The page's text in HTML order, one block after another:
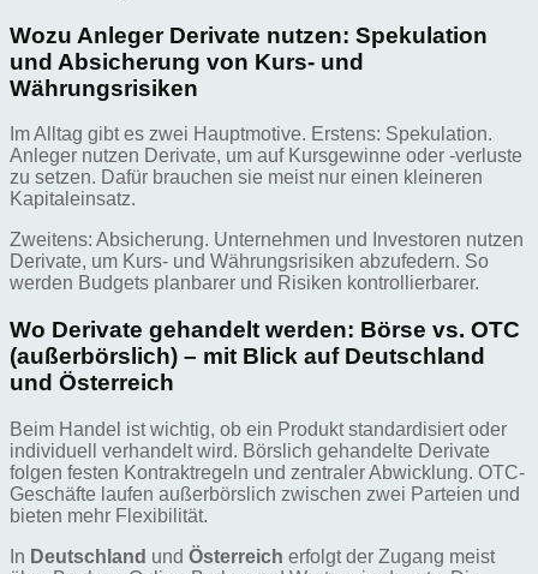
Wozu Anleger Derivate nutzen: Spekulation
und Absicherung von Kurs- und
Währungsrisiken
Im Alltag gibt es zwei Hauptmotive. Erstens: Spekulation.
Anleger nutzen Derivate, um auf Kursgewinne oder -verluste
zu setzen. Dafür brauchen sie meist nur einen kleineren
Kapitaleinsatz.
Zweitens: Absicherung. Unternehmen und Investoren nutzen
Derivate, um Kurs- und Währungsrisiken abzufedern. So
werden Budgets planbarer und Risiken kontrollierbarer.
Wo Derivate gehandelt werden: Börse vs. OTC
(außerbörslich) – mit Blick auf Deutschland
und Österreich
Beim Handel ist wichtig, ob ein Produkt standardisiert oder
individuell verhandelt wird. Börslich gehandelte Derivate
folgen festen Kontraktregeln und zentraler Abwicklung. OTC-
Geschäfte laufen außerbörslich zwischen zwei Parteien und
bieten mehr Flexibilität.
In Deutschland und Österreich erfolgt der Zugang meist